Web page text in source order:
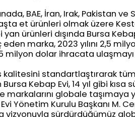
BAE, İran, Irak, Pakistan
et ürünleri olmak üzere
yan ürünleri dışında Bursa
eden marka, 2023 yılını 2,5
5 milyon dolar ihracata
kalitesini standartlaştırarak
Kebap Evi, 14 yıl gibi
globale taşımaya
Yönetim Kurulu Başkanı M.
vizyonuyla sürdürdüğümüz